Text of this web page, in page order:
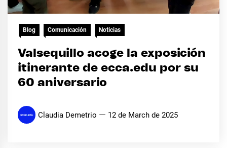
Blog Comunicación Noticias
Valsequillo acoge la exposición
itinerante de ecca.edu por su
60 aniversario
Claudia Demetrio 12 de March de 2025